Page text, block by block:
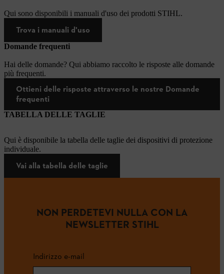
Qui sono disponibili i manuali d'uso dei prodotti STIHL.
Trova i manuali d'uso
Domande frequenti
Hai delle domande? Qui abbiamo raccolto le risposte alle domande
più frequenti.
Ottieni delle risposte attraverso le nostre Domande
frequenti
TABELLA DELLE TAGLIE
Qui è disponibile la tabella delle taglie dei dispositivi di protezione
individuale.
Vai alla tabella delle taglie
NON PERDETEVI NULLA CON LA
NEWSLETTER STIHL
Indirizzo e-mail